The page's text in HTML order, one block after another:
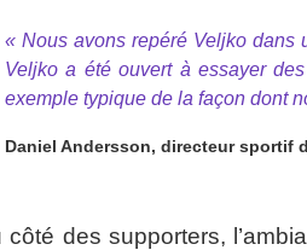
« Nous avons repéré Veljko dans
Veljko a été ouvert à essayer
exemple typique de la façon dont
Daniel Andersson, directeur sportif
côté des supporters,